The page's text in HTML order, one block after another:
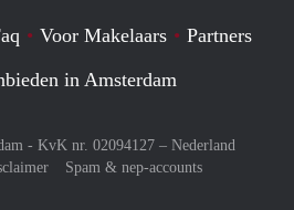
Voor Makelaars
Partners
in Amsterdam
- KvK nr. 02094127 – Nederland
Spam & nep-accounts